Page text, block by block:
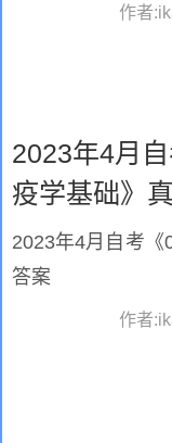
作者
2023年4月
疫学基础》
2023年4月自考《
答案
作者